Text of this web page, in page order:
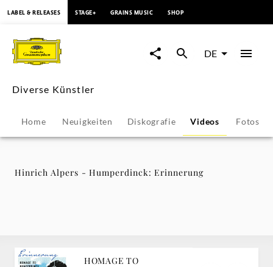
Alpers
Humperdinck:
Erinnerung
LABEL & RELEASES STAGE+ GRAINS MUSIC SHOP
DE
Diverse Künstler
Home Neuigkeiten Diskografie Videos Fotos
Hinrich Alpers - Humperdinck: Erinnerung
HOMAGE TO